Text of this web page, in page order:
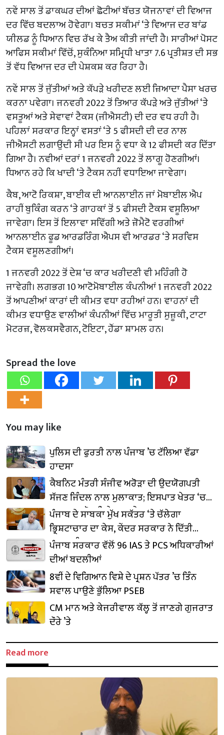
ਨਵੇਂ ਸਾਲ ਤੋਂ ਡਾਕਘਰ ਦੀਆਂ ਛੋਟੀਆਂ ਬੱਚਤ ਯੋਜਨਾਵਾਂ ਦੀ ਵਿਆਜ
ਦਰ ਵਿੱਚ ਬਦਲਾਅ ਹੋਵੇਗਾ। ਬਚਤ ਸਕੀਮਾਂ ‘ਤੇ ਵਿਆਜ ਦਰ ਬਾਂਡ
ਯੀਲਡ ਨੂੰ ਧਿਆਨ ਵਿਚ ਰੱਖ ਕੇ ਤੈਅ ਕੀਤੀ ਜਾਂਦੀ ਹੈ। ਸਾਰੀਆਂ ਪੋਸਟ
ਆਫਿਸ ਸਕੀਮਾਂ ਵਿੱਚੋਂ, ਸੁਕੰਨਿਆ ਸਮ੍ਰਿਧੀ ਖਾਤਾ 7.6 ਪ੍ਰਤੀਸ਼ਤ ਦੀ ਸਭ
ਤੋਂ ਵੱਧ ਵਿਆਜ ਦਰ ਦੀ ਪੇਸ਼ਕਸ਼ ਕਰ ਰਿਹਾ ਹੈ।
ਨਵੇਂ ਸਾਲ ਤੋਂ ਜੁੱਤੀਆਂ ਅਤੇ ਕੱਪੜੇ ਖਰੀਦਣ ਲਈ ਜ਼ਿਆਦਾ ਪੈਸਾ ਖਰਚ
ਕਰਨਾ ਪਵੇਗਾ। ਜਨਵਰੀ 2022 ਤੋਂ ਤਿਆਰ ਕੱਪੜੇ ਅਤੇ ਜੁੱਤੀਆਂ ‘ਤੇ
ਵਸਤੂਆਂ ਅਤੇ ਸੇਵਾਵਾਂ ਟੈਕਸ (ਜੀਐਸਟੀ) ਦੀ ਦਰ ਵਧ ਰਹੀ ਹੈ।
ਪਹਿਲਾਂ ਸਰਕਾਰ ਇਨ੍ਹਾਂ ਵਸਤਾਂ ‘ਤੇ 5 ਫੀਸਦੀ ਦੀ ਦਰ ਨਾਲ
ਜੀਐਸਟੀ ਲਗਾਉਂਦੀ ਸੀ ਪਰ ਇਸ ਨੂੰ ਵਧਾ ਕੇ 12 ਫੀਸਦੀ ਕਰ ਦਿੱਤਾ
ਗਿਆ ਹੈ। ਨਵੀਆਂ ਦਰਾਂ 1 ਜਨਵਰੀ 2022 ਤੋਂ ਲਾਗੂ ਹੋਣਗੀਆਂ।
ਧਿਆਨ ਰਹੇ ਕਿ ਖਾਦੀ ‘ਤੇ ਟੈਕਸ ਨਹੀਂ ਵਧਾਇਆ ਜਾਵੇਗਾ।
ਕੈਬ, ਆਟੋ ਰਿਕਸ਼ਾ, ਬਾਈਕ ਦੀ ਆਨਲਾਈਨ ਜਾਂ ਮੋਬਾਈਲ ਐਪ
ਰਾਹੀਂ ਬੁਕਿੰਗ ਕਰਨ ‘ਤੇ ਗਾਹਕਾਂ ਤੋਂ 5 ਫੀਸਦੀ ਟੈਕਸ ਵਸੂਲਿਆ
ਜਾਵੇਗਾ। ਇਸ ਤੋਂ ਇਲਾਵਾ ਸਵਿੱਗੀ ਅਤੇ ਜ਼ੋਮੈਟੋ ਵਰਗੀਆਂ
ਆਨਲਾਈਨ ਫੂਡ ਆਰਡਰਿੰਗ ਐਪਸ ਵੀ ਆਰਡਰ ‘ਤੇ ਸਰਵਿਸ
ਟੈਕਸ ਵਸੂਲਣਗੀਆਂ।
1 ਜਨਵਰੀ 2022 ਤੋਂ ਦੇਸ਼ ‘ਚ ਕਾਰ ਖਰੀਦਣੀ ਵੀ ਮਹਿੰਗੀ ਹੋ
ਜਾਵੇਗੀ। ਲਗਭਗ 10 ਆਟੋਮੋਬਾਈਲ ਕੰਪਨੀਆਂ 1 ਜਨਵਰੀ 2022
ਤੋਂ ਆਪਣੀਆਂ ਕਾਰਾਂ ਦੀ ਕੀਮਤ ਵਧਾ ਰਹੀਆਂ ਹਨ। ਵਾਹਨਾਂ ਦੀ
ਕੀਮਤ ਵਧਾਉਣ ਵਾਲੀਆਂ ਕੰਪਨੀਆਂ ਵਿੱਚ ਮਾਰੂਤੀ ਸੁਜ਼ੂਕੀ, ਟਾਟਾ
ਮੋਟਰਜ਼, ਵੋਲਕਸਵੈਗਨ, ਟੋਇਟਾ, ਹੌਂਡਾ ਸ਼ਾਮਲ ਹਨ।
Spread the love
You may like
ਪੁਲਿਸ ਦੀ ਫੁਰਤੀ ਨਾਲ ਪੰਜਾਬ ’ਚ ਟੱਲਿਆ ਵੱਡਾ
ਹਾਦਸਾ
ਕੈਬਨਿਟ ਮੰਤਰੀ ਸੰਜੀਵ ਅਰੋੜਾ ਦੀ ਉਦਯੋਗਪਤੀ
ਸੱਜਣ ਜਿੰਦਲ ਨਾਲ ਮੁਲਾਕਾਤ; ਇਸਪਾਤ ਖੇਤਰ ‘ਚ
₹1,500 ਕਰੋੜ ਨਿਵੇਸ਼ ਦਾ ਐਲਾਨ
ਪੰਜਾਬ ਦੇ ਸਾਬਕਾ ਮੁੱਖ ਸਕੱਤਰ ‘ਤੇ ਚੱਲੇਗਾ
ਭ੍ਰਿਸ਼ਟਾਚਾਰ ਦਾ ਕੇਸ, ਕੇਂਦਰ ਸਰਕਾਰ ਨੇ ਦਿੱਤੀ
ਪ੍ਰਵਾਨਗੀ
ਪੰਜਾਬ ਸਰਕਾਰ ਵੱਲੋਂ 96 IAS ਤੇ PCS ਅਧਿਕਾਰੀਆਂ
ਦੀਆਂ ਬਦਲੀਆਂ
8ਵੀਂ ਦੇ ਵਿਗਿਆਨ ਵਿਸ਼ੇ ਦੇ ਪ੍ਰਸ਼ਨ ਪੱਤਰ ’ਚ ਤਿੰਨ
ਸਵਾਲ ਪਾਉਣੇ ਭੁੱਲਿਆ PSEB
CM ਮਾਨ ਅਤੇ ਕੇਜਰੀਵਾਲ ਕੱਲ੍ਹ ਤੋਂ ਜਾਣਗੇ ਗੁਜਰਾਤ
ਦੌਰੇ ’ਤੇ
Read more